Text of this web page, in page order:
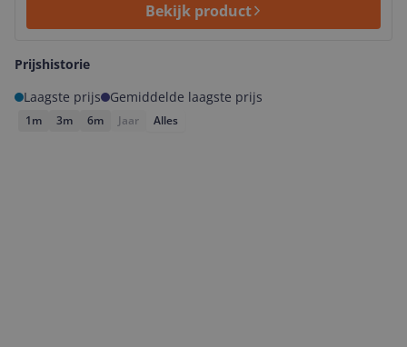
Bekijk product
Prijshistorie
Laagste prijs
Gemiddelde laagste prijs
1m 3m 6m Jaar Alles